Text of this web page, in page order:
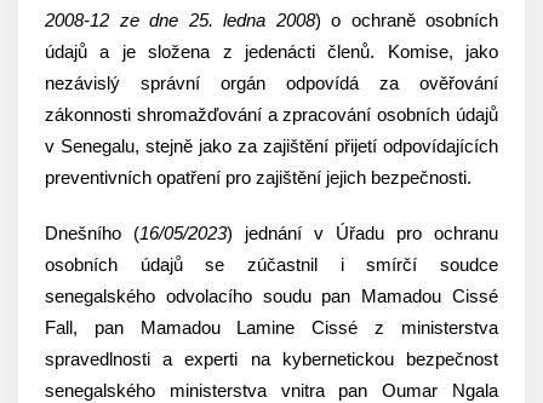
2008-12 ze dne 25. ledna 2008) o ochraně osobních
údajů a je složena z jedenácti členů. Komise, jako
nezávislý správní orgán odpovídá za ověřování
zákonnosti shromažďování a zpracování osobních údajů
v Senegalu, stejně jako za zajištění přijetí odpovídajících
preventivních opatření pro zajištění jejich bezpečnosti.
Dnešního (16/05/2023) jednání v Úřadu pro ochranu
osobních údajů se zúčastnil i smírčí soudce
senegalského odvolacího soudu pan Mamadou Cissé
Fall, pan Mamadou Lamine Cissé z ministerstva
spravedlnosti a experti na kybernetickou bezpečnost
senegalského ministerstva vnitra pan Oumar Ngala